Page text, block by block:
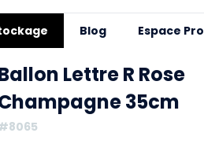
Blog Espace Pro
Lettre R Rose
35cm